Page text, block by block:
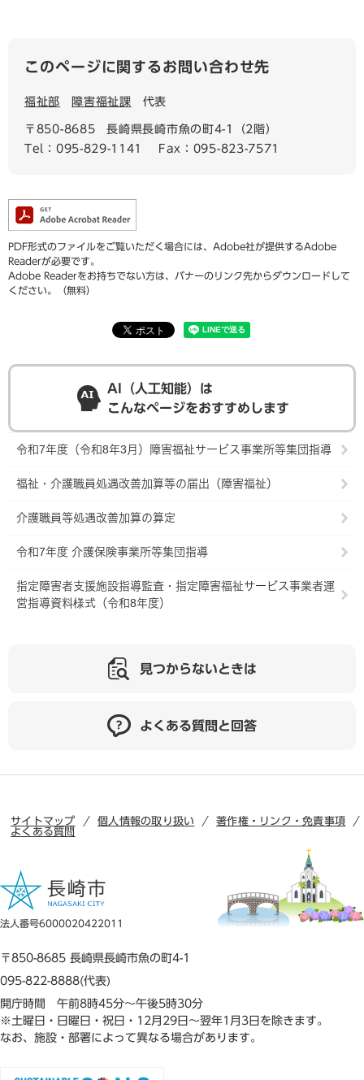
このページに関するお問い合わせ先
福祉部 障害福祉課 代表
〒850-8685
長崎県長崎市魚の町4-1（2階）
Tel：095-829-1141
Fax：095-823-7571
PDF形式のファイルをご覧いただく場合には、Adobe社が提供するAdobe
Readerが必要です。
Adobe Readerをお持ちでない方は、バナーのリンク先からダウンロードして
ください。（無料）
AI（人工知能）は
こんなページをおすすめします
令和7年度（令和8年3月）障害福祉サービス事業所等集団指導
福祉・介護職員処遇改善加算等の届出（障害福祉）
介護職員等処遇改善加算の算定
令和7年度 介護保険事業所等集団指導
指定障害者支援施設指導監査・指定障害福祉サービス事業者運
営指導資料様式（令和8年度）
見つからないときは
よくある質問と回答
サイトマップ 個人情報の取り扱い
著作権・リンク・免責事項
よくある質問
法人番号6000020422011
〒850-8685 長崎県長崎市魚の町4-1
095-822-8888(代表)
開庁時間 午前8時45分～午後5時30分
※土曜日・日曜日・祝日・12月29日～翌年1月3日を除きます。
なお、施設・部署によって異なる場合があります。